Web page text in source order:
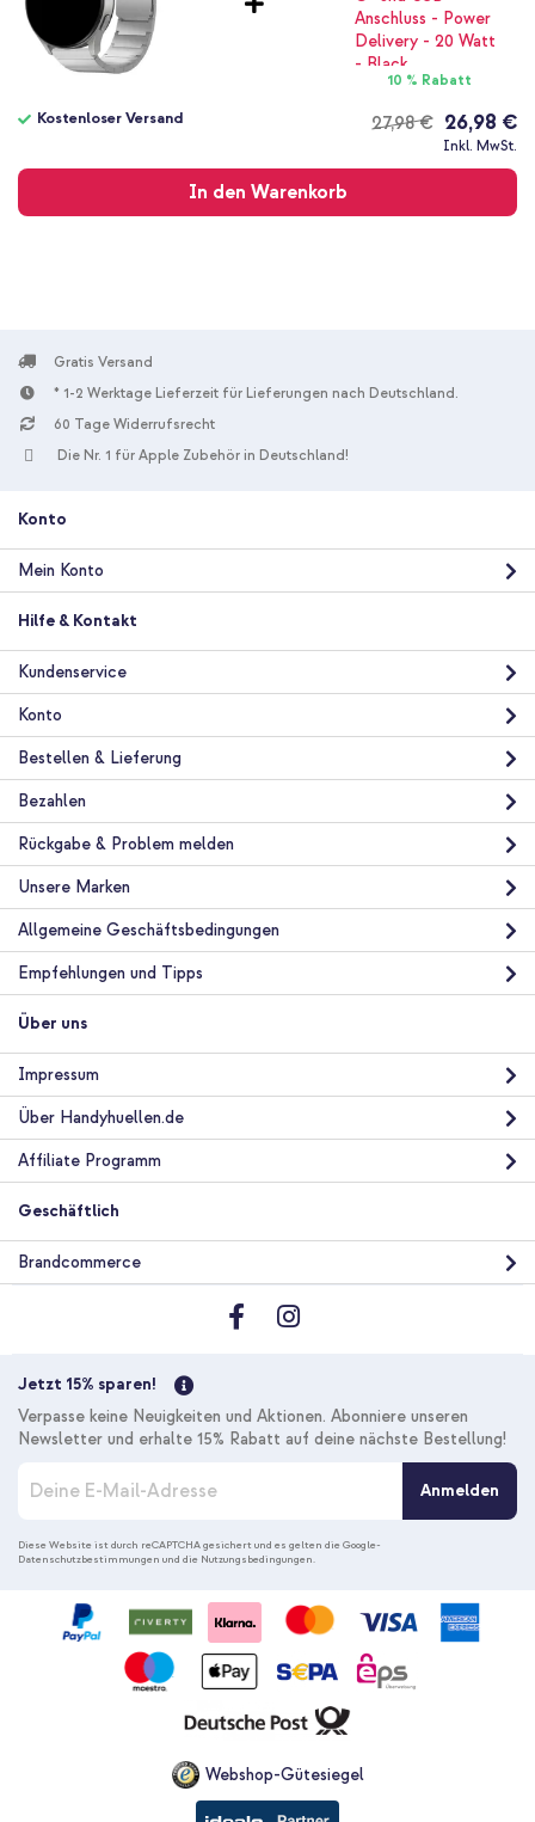
10 % Rabatt
27,98 €
Kostenloser Versand 26,98 €
Inkl. MwSt.
In den Warenkorb
Versand
Gratis Versand
* 1-2 Werktage Lieferzeit für Lieferungen nach Deutschland.
60 Tage Widerrufsrecht
Die Nr. 1 für Apple Zubehör in Deutschland!
Konto
Mein Konto
Hilfe & Kontakt
Kundenservice
Konto
Bestellen & Lieferung
Bezahlen
Rückgabe & Problem melden
Unsere Marken
Allgemeine Geschäftsbedingungen
Empfehlungen und Tipps
Über uns
Impressum
Über Handyhuellen.de
Affiliate Programm
Geschäftlich
Brandcommerce
Jetzt 15% sparen!
Verpasse keine Neuigkeiten und Aktionen. Abonniere unseren
Newsletter und erhalte 15% Rabatt auf deine nächste Bestellung!
d
e
Anmelden
Diese Website ist durch reCAPTCHA gesichert und es gelten dieGoogle-
Datenschutzbestimmungen und die Nutzungsbedingungen.
Webshop-Gütesiegel